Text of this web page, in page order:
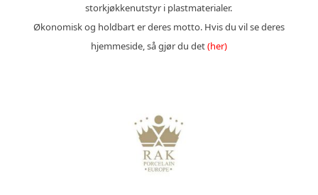
storkjøkkenutstyr i plastmaterialer.
Økonomisk og holdbart er deres motto. Hvis du vil se deres
hjemmeside, så gjør du det(her)